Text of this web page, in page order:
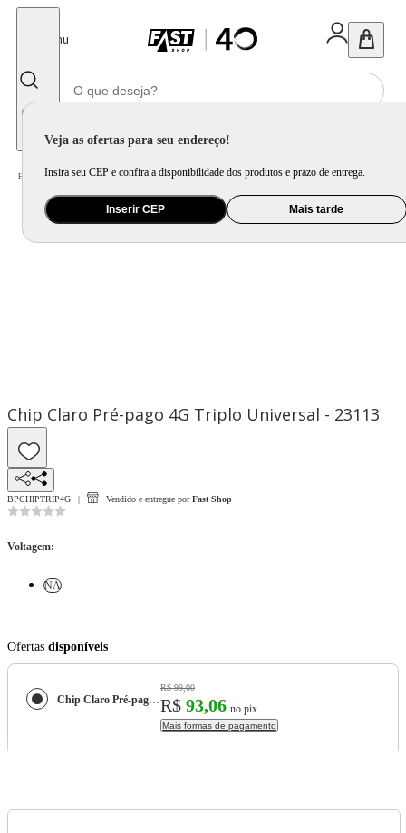
Menu
Veja as ofertas para seu endereço!
Insira seu CEP e confira a disponibilidade dos produtos e prazo de entrega.
Inserir CEP Mais tarde
Home Celular Tablet e Smartwatch / Acessório para Celular e Tablet
Chip Claro Pré-pago 4G Triplo Universal - 23113
BPCHIPTRIP4G Vendido e entregue por Fast Shop
Voltagem:
NA
Ofertas disponíveis
Chip Claro Pré-pago 4G Triplo Universal - 23113
R$ 99,00
R$ 93,06 no pix
Mais formas de pagamento